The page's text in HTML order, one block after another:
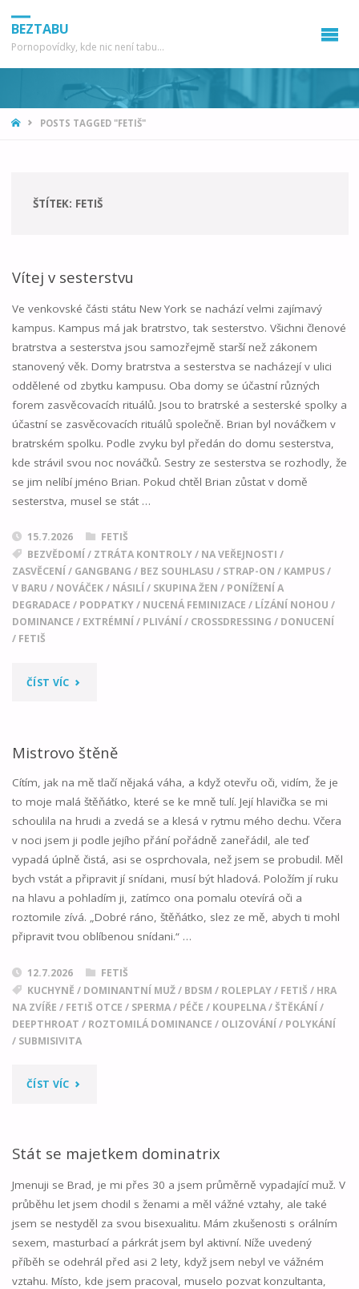
BEZTABU
Pornopovídky, kde nic není tabu...
HOMEPOSTS TAGGED "FETIŠ"
ŠTÍTEK: FETIŠ
Vítej v sesterstvu
Ve venkovské části státu New York se nachází velmi zajímavý
kampus. Kampus má jak bratrstvo, tak sesterstvo. Všichni členové
bratrstva a sesterstva jsou samozřejmě starší než zákonem
stanovený věk. Domy bratrstva a sesterstva se nacházejí v ulici
oddělené od zbytku kampusu. Oba domy se účastní různých
forem zasvěcovacích rituálů. Jsou to bratrské a sesterské spolky a
účastní se zasvěcovacích rituálů společně. Brian byl nováčkem v
bratrském spolku. Podle zvyku byl předán do domu sesterstva,
kde strávil svou noc nováčků. Sestry ze sesterstva se rozhodly, že
se jim nelíbí jméno Brian. Pokud chtěl Brian zůstat v domě
sesterstva, musel se stát …
15.7.2026
FETIŠ
BEZVĚDOMÍ / ZTRÁTA KONTROLY/ NA VEŘEJNOSTI /
ZASVĚCENÍ / GANGBANG / BEZ SOUHLASU / STRAP-ON / KAMPUS/
V BARU / NOVÁČEK/ NÁSILÍ / SKUPINA ŽEN / PONÍŽENÍ A
DEGRADACE / PODPATKY/ NUCENÁ FEMINIZACE / LÍZÁNÍ NOHOU /
DOMINANCE / EXTRÉMNÍ / PLIVÁNÍ / CROSSDRESSING / DONUCENÍ
/ FETIŠ
ČÍST VÍC"VÍTEJ
SESTERSTVU"
Mistrovo štěně
Cítím, jak na mě tlačí nějaká váha, a když otevřu oči, vidím, že je
to moje malá štěňátko, které se ke mně tulí. Její hlavička se mi
schoulila na hrudi a zvedá se a klesá v rytmu mého dechu. Včera
v noci jsem ji podle jejího přání pořádně zaneřádil, ale teď
vypadá úplně čistá, asi se osprchovala, než jsem se probudil. Měl
bych vstát a připravit jí snídani, musí být hladová. Položím jí ruku
na hlavu a pohladím ji, zatímco ona pomalu otevírá oči a
roztomile zívá. „Dobré ráno, štěňátko, slez ze mě, abych ti mohl
připravit tvou oblíbenou snídani.“ …
12.7.2026
FETIŠ
KUCHYNĚ / DOMINANTNÍ MUŽ/ BDSM / ROLEPLAY/ FETIŠ / HRA
NA ZVÍŘE / FETIŠ OTCE / SPERMA/ PÉČE / KOUPELNA/ŠTĚKÁNÍ /
DEEPTHROAT / ROZTOMILÁ DOMINANCE / OLIZOVÁNÍ / POLYKÁNÍ
/ SUBMISIVITA
ČÍST VÍC"MISTROVO
Stát se majetkem dominatrix
Jmenuji se Brad, je mi přes 30 a jsem průměrně vypadající muž. V
průběhu let jsem chodil s ženami a měl vážné vztahy, ale také
jsem se nestyděl za svou bisexualitu. Mám zkušenosti s orálním
sexem, masturbací a párkrát jsem byl aktivní. Níže uvedený
příběh se odehrál před asi 2 lety, když jsem nebyl ve vážném
vztahu. Místo, kde jsem pracoval, muselo pozvat konzultanta,